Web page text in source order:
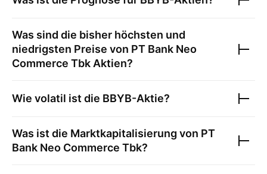
Was sind die bisher höchsten und
niedrigsten Preise von PT Bank Neo
Commerce Tbk Aktien?
Wie volatil ist die BBYB-Aktie?
Was ist die Marktkapitalisierung von PT
Bank Neo Commerce Tbk?